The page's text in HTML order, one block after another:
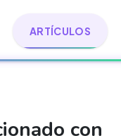
ARTÍCULOS
con